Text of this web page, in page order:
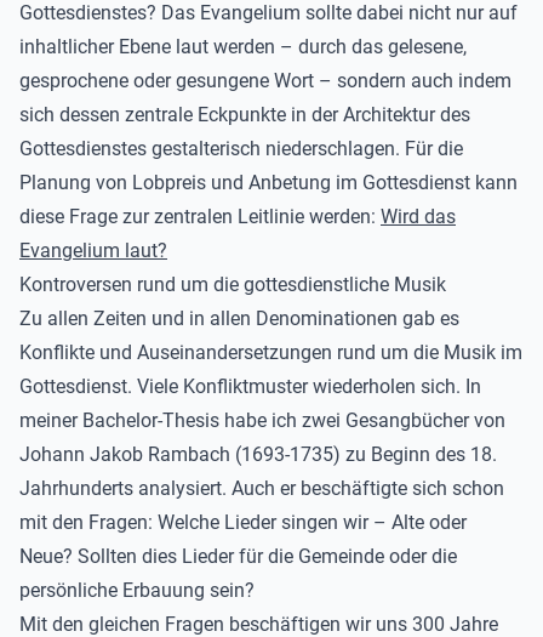
Gottesdienstes? Das Evangelium sollte dabei nicht nur auf
inhaltlicher Ebene laut werden – durch das gelesene,
gesprochene oder gesungene Wort – sondern auch indem
sich dessen zentrale Eckpunkte in der Architektur des
Gottesdienstes gestalterisch niederschlagen. Für die
Planung von Lobpreis und Anbetung im Gottesdienst kann
diese Frage zur zentralen Leitlinie werden: Wird das
Evangelium laut?
Kontroversen rund um die gottesdienstliche Musik
Zu allen Zeiten und in allen Denominationen gab es
Konflikte und Auseinandersetzungen rund um die Musik im
Gottesdienst. Viele Konfliktmuster wiederholen sich. In
meiner Bachelor-Thesis habe ich zwei Gesangbücher von
Johann Jakob Rambach (1693-1735) zu Beginn des 18.
Jahrhunderts analysiert. Auch er beschäftigte sich schon
mit den Fragen: Welche Lieder singen wir – Alte oder
Neue? Sollten dies Lieder für die Gemeinde oder die
persönliche Erbauung sein?
Mit den gleichen Fragen beschäftigen wir uns 300 Jahre